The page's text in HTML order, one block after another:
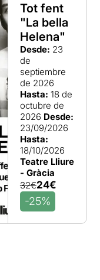
Tot fent
"La bella
Helena"
Desde: 23
de
septiembre
de 2026
Hasta: 18 de
octubre de
2026 Desde:
23/09/2026
Hasta:
18/10/2026
Teatre Lliure
- Gràcia
32€24€
-25%